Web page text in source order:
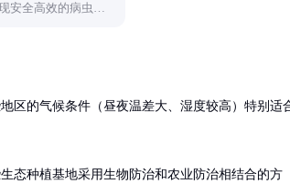
安全高效的病虫害
区的气候条件（昼夜温差大、湿度较高）特别适
态种植基地采用生物防治和农业防治相结合的方